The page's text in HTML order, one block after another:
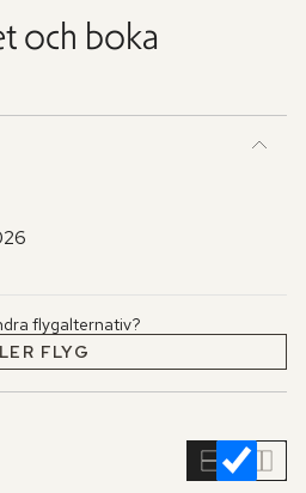
och boka
flygalternativ?
FLYG